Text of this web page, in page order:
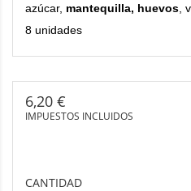
azúcar, mantequilla, huevos ,
8 unidades
6,20 €
IMPUESTOS INCLUIDOS
CANTIDAD